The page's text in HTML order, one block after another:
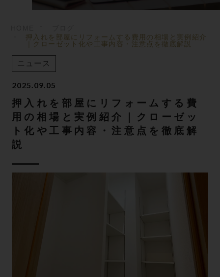
押入れを部屋にリフォームする費用の相場と実例紹介
｜クローゼット化や工事内容・注意点を徹底解説
ニュース
2025.09.05
押入れを部屋にリフォームする費
用の相場と実例紹介｜クローゼッ
ト化や工事内容・注意点を徹底解
説